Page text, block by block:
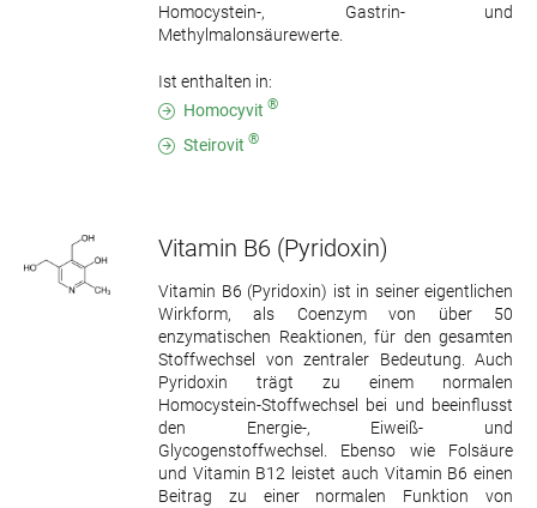
Homocystein-, Gastrin- und
Methylmalonsäurewerte.
Ist enthalten in:
Homocyvit ®
Steirovit ®
Vitamin B6 (Pyridoxin)
Vitamin B6 (Pyridoxin) ist in seiner eigentlichen
Wirkform, als Coenzym von über 50
enzymatischen Reaktionen, für den gesamten
Stoffwechsel von zentraler Bedeutung. Auch
Pyridoxin trägt zu einem normalen
Homocystein-Stoffwechsel bei und beeinflusst
den Energie-, Eiweiß- und
Glycogenstoffwechsel. Ebenso wie Folsäure
und Vitamin B12 leistet auch Vitamin B6 einen
Beitrag zu einer normalen Funktion von